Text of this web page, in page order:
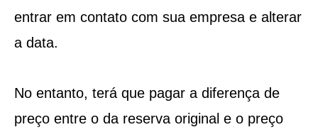
entrar em contato com sua empresa e alterar
a data.
No entanto, terá que pagar a diferença de
preço entre o da reserva original e o preço